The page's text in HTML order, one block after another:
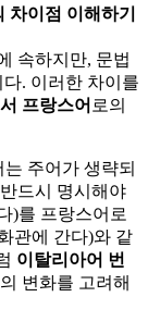
차이점 이해하기
속하지만, 문법
. 이러한 차이를
프랑스어 로의
주어가 생략되
드시 명시해야
)를 프랑스어로
관에 간다)와 같
이탈리아어 번
변화를 고려해